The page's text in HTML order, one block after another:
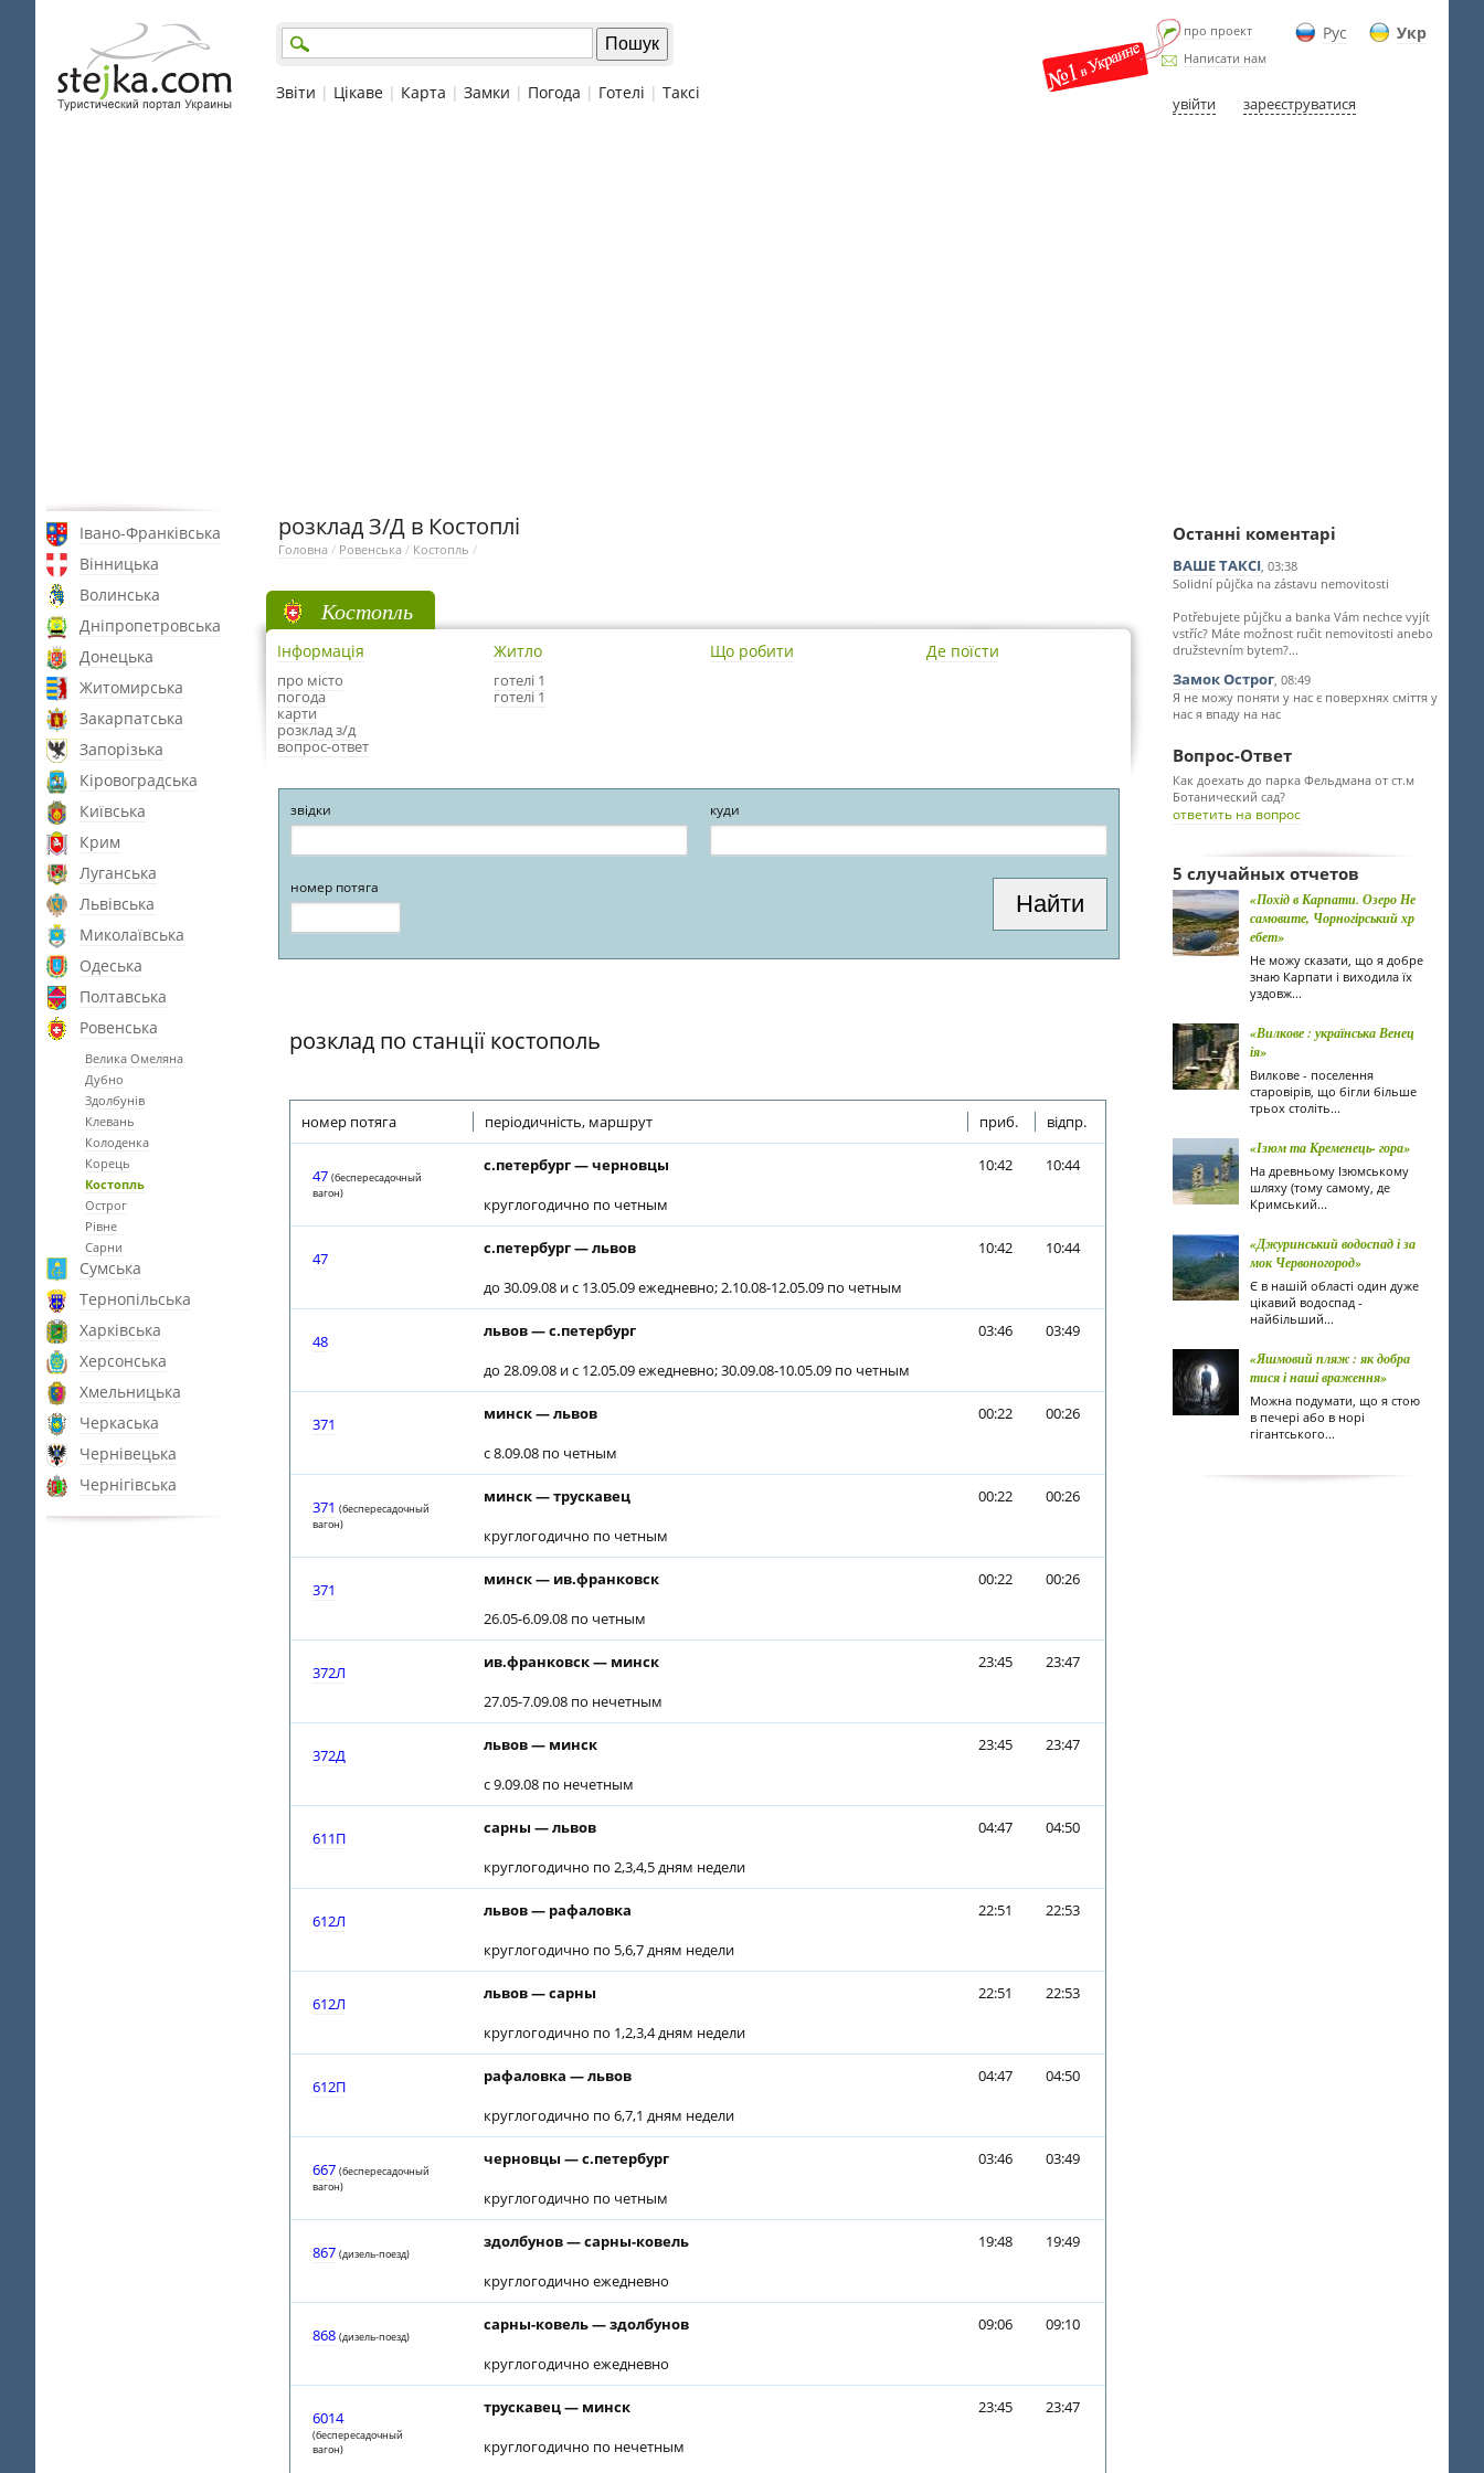
Рус Укр
про проект
Написати нам
увійти зареєструватися
Звіти | Цікаве | Карта | Замки | Погода | Готелі | Таксі
Івано-Франківська
Вінницька
Волинська
Дніпропетровська
Донецька
Житомирська
Закарпатська
Запорізька
Кіровоградська
Київська
Крим
Луганська
Львівська
Миколаївська
Одеська
Полтавська
Ровенська
Велика Омеляна
Дубно
Здолбунів
Клевань
Колоденка
Корець
Костопль
Острог
Рівне
Сарни
Сумська
Тернопільська
Харківська
Херсонська
Хмельницька
Черкаська
Чернівецька
Чернігівська
розклад З/Д в Костоплі
Головна / Ровенська / Костопль /
Костопль
Інформація
про місто
погода
карти
розклад з/д
вопрос-ответ
Житло
готелі 1
готелі 1
Що робити Де поїсти
звідки куди
номер потяга
розклад по станції костополь
номер потяга періодичність, маршрут приб. відпр.
47 (беспересадочный
вагон)
с.петербург — черновцы
круглогодично по четным
10:42 10:44
47
с.петербург — львов
до 30.09.08 и с 13.05.09 ежедневно; 2.10.08-12.05.09 по четным
10:42 10:44
48
львов — с.петербург
до 28.09.08 и с 12.05.09 ежедневно; 30.09.08-10.05.09 по четным
03:46 03:49
371
минск — львов
с 8.09.08 по четным
00:22 00:26
371 (беспересадочный
вагон)
минск — трускавец
круглогодично по четным
00:22 00:26
371
минск — ив.франковск
26.05-6.09.08 по четным
00:22 00:26
372Л
ив.франковск — минск
27.05-7.09.08 по нечетным
23:45 23:47
372Д
львов — минск
с 9.09.08 по нечетным
23:45 23:47
611П
сарны — львов
круглогодично по 2,3,4,5 дням недели
04:47 04:50
612Л
львов — рафаловка
круглогодично по 5,6,7 дням недели
22:51 22:53
612Л
львов — сарны
круглогодично по 1,2,3,4 дням недели
22:51 22:53
612П
рафаловка — львов
круглогодично по 6,7,1 дням недели
04:47 04:50
667 (беспересадочный
вагон)
черновцы — с.петербург
круглогодично по четным
03:46 03:49
867 (дизель-поезд)
здолбунов — сарны-ковель
круглогодично ежедневно
19:48 19:49
868 (дизель-поезд)
сарны-ковель — здолбунов
круглогодично ежедневно
09:06 09:10
6014
(беспересадочный
вагон)
трускавец — минск
круглогодично по нечетным
23:45 23:47
Останні коментарі
ВАШЕ ТАКСІ, 03:38
Solidní půjčka na zástavu nemovitosti
Potřebujete půjčku a banka Vám nechce vyjít
vstříc? Máte možnost ručit nemovitosti anebo
družstevním bytem?...
Замок Острог, 08:49
Я не можу поняти у нас є поверхнях сміття у
нас я впаду на нас
Вопрос-Ответ
Как доехать до парка Фельдмана от ст.м
Ботанический сад?
ответить на вопрос
5 случайных отчетов
«Похід в Карпати. Озеро Не
самовите, Чорногірський хр
ебет»
Не можу сказати, що я добре
знаю Карпати і виходила їх
уздовж...
«Вилкове : українська Венец
ія»
Вилкове - поселення
старовірів, що бігли більше
трьох століть...
«Ізюм та Кременець- гора»
На древньому Ізюмському
шляху (тому самому, де
Кримський...
«Джуринський водоспад і за
мок Червоногород»
Є в нашій області один дуже
цікавий водоспад -
найбільший...
«Яшмовий пляж : як добра
тися і наші враження»
Можна подумати, що я стою
в печері або в норі
гігантського...